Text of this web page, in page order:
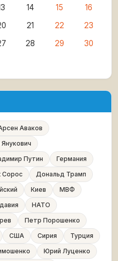
14 15
16
21 22
23
28 29
30
Аваков
Путин
Германия
Дональд Трамп
Киев
МВФ
НАТО
Петр Порошенко
США Сирия
Турция
Юрий Луценко